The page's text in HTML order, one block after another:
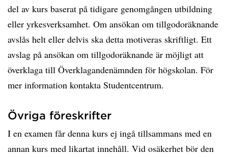
del av kurs baserat på tidigare genomgången utbildning
eller yrkesverksamhet. Om ansökan om tillgodoräknande
avslås helt eller delvis ska detta motiveras skriftligt. Ett
avslag på ansökan om tillgodoräknande är möjligt att
överklaga till Överklagandenämnden för högskolan. För
mer information kontakta Studentcentrum.
Övriga föreskrifter
I en examen får denna kurs ej ingå tillsammans med en
annan kurs med likartat innehåll. Vid osäkerhet bör den